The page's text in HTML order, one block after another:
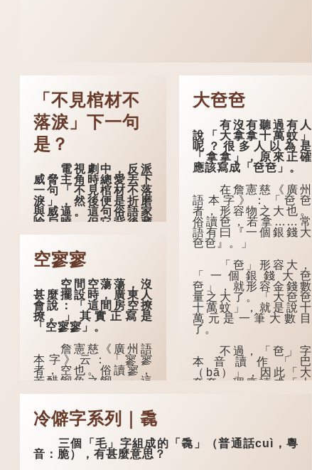
「不見棺材不
落淚」下一句
是？
電視劇中，反派
威脅主角時總愛丟下
一句「不見棺材不落
淚」，然後便是折磨
與威逼。這句俗語家
喻戶曉，但它背後藏
着怎樣的故事呢？
「不見棺材不落
淚」的原句，有說法
是「不見棺材不下
淚」或「不見親棺不
下淚」，出自明朝蘭
陵笑笑生所著的《金
瓶梅詞話》第九十八
回。原意是指人未親
眼見到親人棺木，便
不會真正感到悲傷；
後來引申為比喻人執
迷不悟，不到徹底失
敗，便不肯罷休。
句耳熟能詳，但它其
實還有下半句——
「不到黃河心不
死」...
空寥寥
空間空蕩蕩，沒
甚麼擺設時，廣東人
會說：「這間房空撩
撩。」其實正寫是
「空寥寥」。
詹憲慈《廣州語
本字》云：「寥寥
者，空也。俗讀寥，
若醋餾魚之餾。」這
個字在古代已經出
《說文》注本中，
「寥」是「廫」的篆
形，解作空渺、空
虛。如《列仙傳·安期
先生》載琊阜老人故
大夿夿
有沒有聽過有人
說「大拿拿十萬蚊」
呢？很多人以為是
「拿拿」，原來正確
應該寫成「夿夿」。
在詹憲慈《廣州
語本字》：「夿夿
者，形容物之大也。
俗讀夿，若拿……常
語有曰『一個銀錢大
夿夿』。」
「夿」形容大，
「一個銀錢大夿
夿」，就形容金錢數
量之大了。「大夿夿
十萬蚊」，就是說十
萬元是一筆大數目
了。
不過，「夿」字
本音讀作「巴
（bā）」，因此「大
夿夿」理應讀成「大
冷僻字系列｜毳
三個「毛」字組成的「毳」（普通話cuì，粵
音：脆），有甚麼意思？